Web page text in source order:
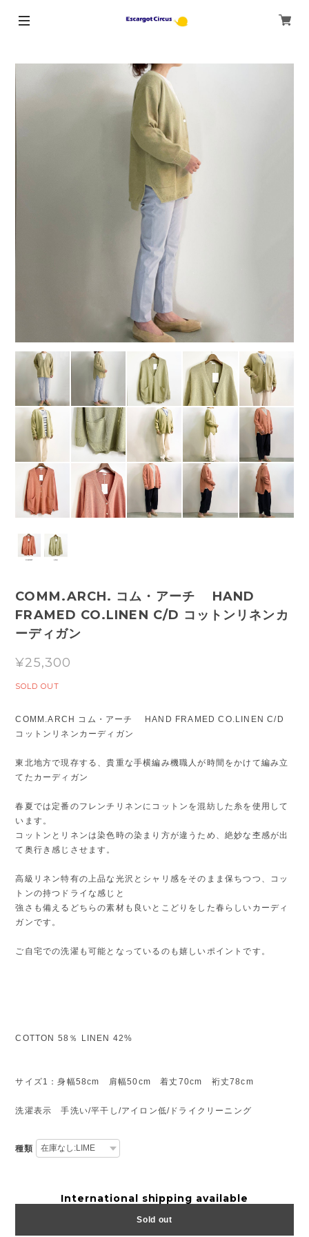
COMM.ARCH. コム・アーチ HAND
FRAMED CO.LINEN C/D コットンリネンカ
ーディガン
¥25,300
SOLD OUT
COMM.ARCH コム・アーチ HAND FRAMED CO.LINEN C/D
コットンリネンカーディガン
東北地方で現存する、貴重な手横編み機職人が時間をかけて編み立
てたカーディガン
春夏では定番のフレンチリネンにコットンを混紡した糸を使用して
います。
コットンとリネンは染色時の染まり方が違うため、絶妙な杢感が出
て奥行き感じさせます。
高級リネン特有の上品な光沢とシャリ感をそのまま保ちつつ、コッ
トンの持つドライな感じと
強さも備えるどちらの素材も良いとこどりをした春らしいカーディ
ガンです。
ご自宅での洗濯も可能となっているのも嬉しいポイントです。
COTTON 58％ LINEN 42%
サイズ1：身幅58cm 肩幅50cm 着丈70cm 裄丈78cm
洗濯表示 手洗い/平干し/アイロン低/ドライクリーニング
種類
International shipping available
Sold out